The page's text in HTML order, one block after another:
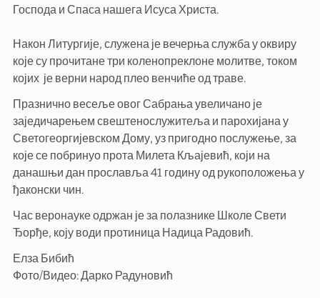
Господа и Спаса нашега Исуса Христа.
Након Литургије, служена је вечерња служба у оквиру
које су прочитане три коленопреклоне молитве, током
којих је верни народ плео венчиће од траве.
Празнично весеље овог Сабрања увеличано је
заједичарењем свештенослужитеља и парохијана у
Светогеоргијевском Дому, уз пригодно послужење, за
које се побринуо прота Милета Кљајевић, који на
данашњи дан прославља 41 годину од рукоположења у
ђаконски чин.
Час веронауке одржан је за полазнике Школе Свети
Ђорђе, коју води протиница Надица Радовић.
Елза Бибић
Фото/Видео: Дарко Радуновић